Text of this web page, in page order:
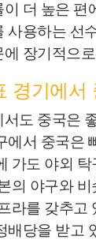
더 높은 편
사용하는 선
에 장기적으
경기에서
서도 중국은
에서 중국은
가도 야외
의 야구와
라를 갖추고
배당을 받고